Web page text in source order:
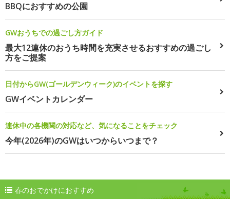
BBQにおすすめの公園
GWおうちでの過ごし方ガイド
最大12連休のおうち時間を充実させるおすすめの過ごし
方をご提案
日付からGW(ゴールデンウィーク)のイベントを探す
GWイベントカレンダー
連休中の各機関の対応など、気になることをチェック
今年(2026年)のGWはいつからいつまで？
春のおでかけにおすすめ